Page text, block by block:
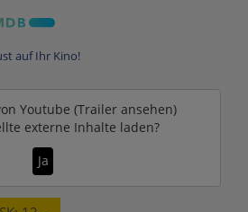
auf Ihr Kino!
Youtube (Trailer ansehen)
externe Inhalte laden?
Ja